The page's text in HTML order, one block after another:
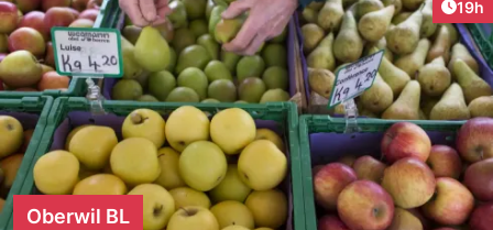
19h
Oberwil BL